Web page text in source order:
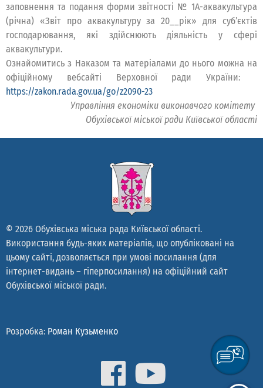
заповнення та подання форми звітності № 1А-аквакультура
(річна) «Звіт про аквакультуру за 20__рік» для суб’єктів
господарювання, які здійснюють діяльність у сфері
аквакультури.
Ознайомитись з Наказом та матеріалами до нього можна на
офіційному вебсайті Верховної ради України:
https://zakon.rada.gov.ua/go/z2090-23
Управління економіки виконавчого комітету
Обухівської міської ради Київської області
© 2026 Обухівська міська рада Київської області.
Використання будь-яких матеріалів, що опубліковані на
цьому сайті, дозволяється при умові посилання (для
інтернет-видань – гіперпосилання) на офіційний сайт
Обухівської міської ради.
Розробка: Роман Кузьменко